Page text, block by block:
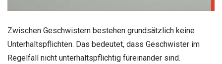
Zwischen Geschwistern bestehen grundsätzlich keine
Unterhaltspflichten. Das bedeutet, dass Geschwister im
Regelfall nicht unterhaltspflichtig füreinander sind.